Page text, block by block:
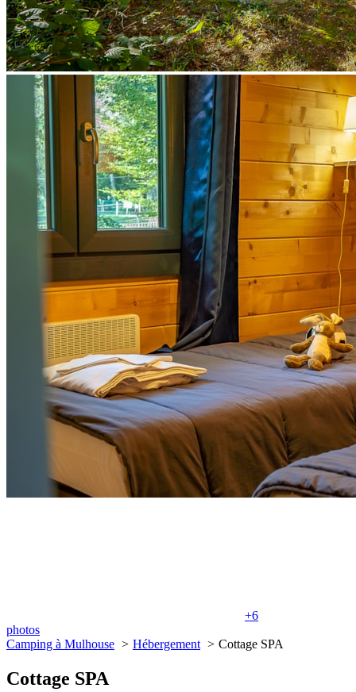
+6
photos
Camping à Mulhouse
Hébergement Cottage SPA
Cottage SPA